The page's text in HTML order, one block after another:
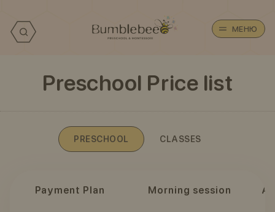
МЕНЮ
Preschool Price list
PRESCHOOL CLASSES
Payment Plan Morning session